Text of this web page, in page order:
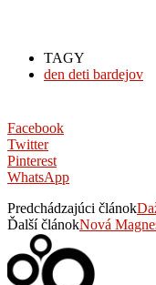
TAGY
den deti bardejov
Facebook
Twitter
Pinterest
WhatsApp
Predchádzajúci článok
Ďalší článokNová